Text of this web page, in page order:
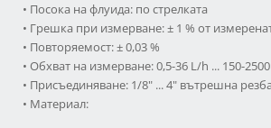
• Посока на флуида: по стрелката
• Грешка при измерване: ± 1 % от
• Повторяемост: ± 0,03 %
• Обхват на измерване: 0,5-36 L/h ... 150-
• Присъединяване: 1/8" ... 4" вътрешна резба
• Материал: